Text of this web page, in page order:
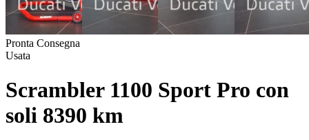
Pronta Consegna
Usata
Scrambler 1100 Sport Pro con
soli 8390 km